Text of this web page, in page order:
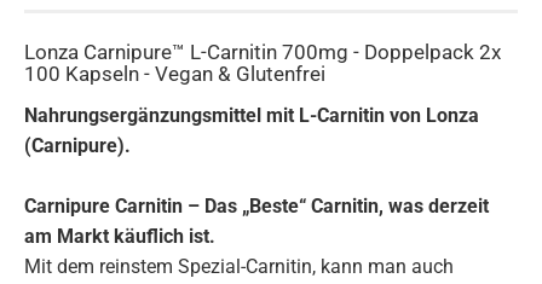
Lonza Carnipure™ L-Carnitin 700mg - Doppelpack 2x
100 Kapseln - Vegan & Glutenfrei
Nahrungsergänzungsmittel mit L-Carnitin von Lonza
(Carnipure).
Carnipure Carnitin – Das „Beste“ Carnitin, was derzeit
am Markt käuflich ist.
Mit dem reinstem Spezial-Carnitin, kann man auch